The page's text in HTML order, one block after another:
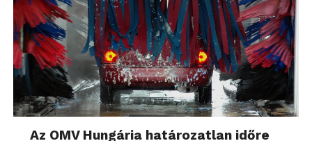
Az OMV Hungária határozatlan időre